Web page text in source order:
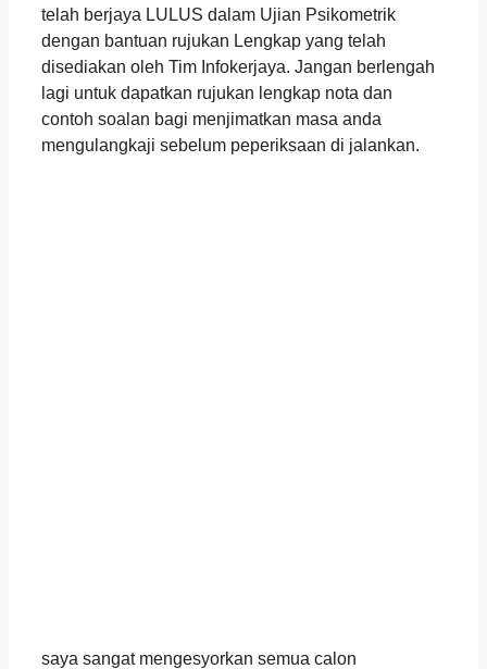
telah berjaya LULUS dalam Ujian Psikometrik
dengan bantuan rujukan Lengkap yang telah
disediakan oleh Tim Infokerjaya. Jangan berlengah
lagi untuk dapatkan rujukan lengkap nota dan
contoh soalan bagi menjimatkan masa anda
mengulangkaji sebelum peperiksaan di jalankan.
saya sangat mengesyorkan semua calon